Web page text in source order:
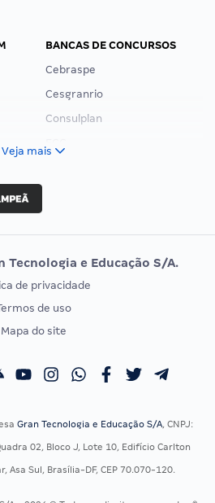
BANCAS DE CONCURSOS
Cebraspe
Cesgranrio
Consulplan
Vunesp
EXAME DE ORDEM
Calendário OAB
Veja mais
Tecnologia e Educação S/A.
de privacidade
de uso
Mapa do site
Gran Tecnologia e Educação S/A, CNPJ:
02, Bloco J, Lote 10, Edifício Carlton
Asa Sul, Brasília-DF, CEP 70.070-120.